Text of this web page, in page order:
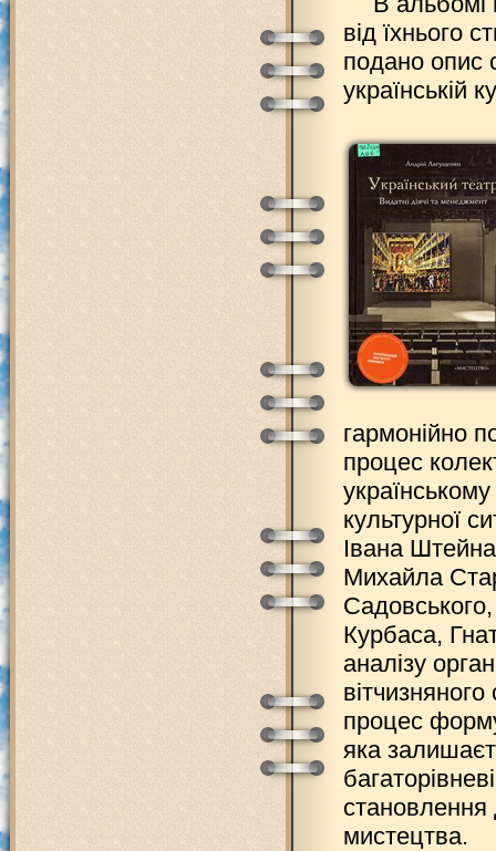
від їхнього
подано опис
українській
гармонійно
процес
культурної
Івана
Михайла
Курбаса,
аналізу
процес
яка
становлення
мистецтва.